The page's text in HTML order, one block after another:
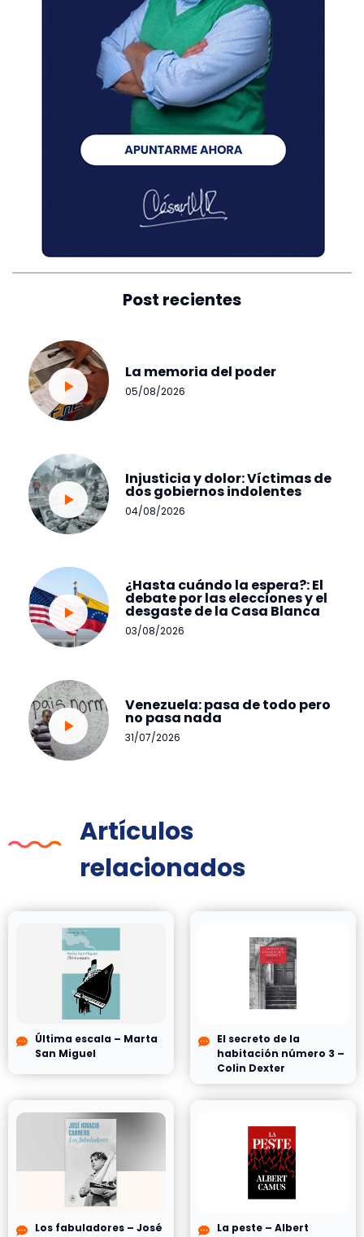
Post recientes
La memoria del poder
05/08/2026
Injusticia y dolor: Víctimas de
dos gobiernos indolentes
04/08/2026
¿Hasta cuándo la espera?: El
debate por las elecciones y el
desgaste de la Casa Blanca
03/08/2026
Venezuela: pasa de todo pero
no pasa nada
31/07/2026
Artículos
relacionados
Última escala – Marta
San Miguel
El secreto de la
habitación número 3 –
Colin Dexter
Los fabuladores – José
La peste – Albert